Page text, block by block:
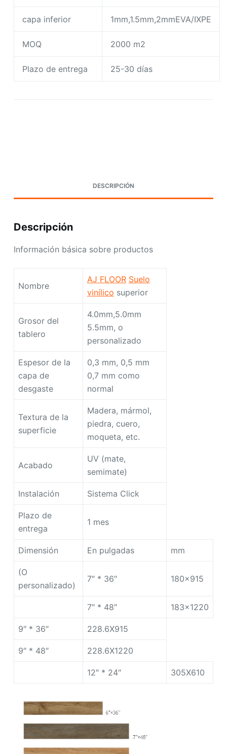
capa inferior 1mm,1.5mm,2mmEVA/IXPE
MOQ 2000 m2
Plazo de entrega 25-30 días
DESCRIPCIÓN
Descripción
Información básica sobre productos
Nombre
AJ FLOOR Suelo
vinílico superior
Grosor del
tablero
4.0mm,5.0mm
5.5mm, o
personalizado
Espesor de la
capa de
desgaste
0,3 mm, 0,5 mm
0,7 mm como
normal
Textura de la
superficie
Madera, mármol,
piedra, cuero,
moqueta, etc.
Acabado
UV (mate,
semimate)
Instalación Sistema Click
Plazo de
entrega
1 mes
Dimensión En pulgadas mm
(O
personalizado)
7″ * 36″ 180×915
7″ * 48″ 183×1220
9″ * 36″ 228.6X915
9″ * 48″ 228.6X1220
12″ * 24″ 305X610